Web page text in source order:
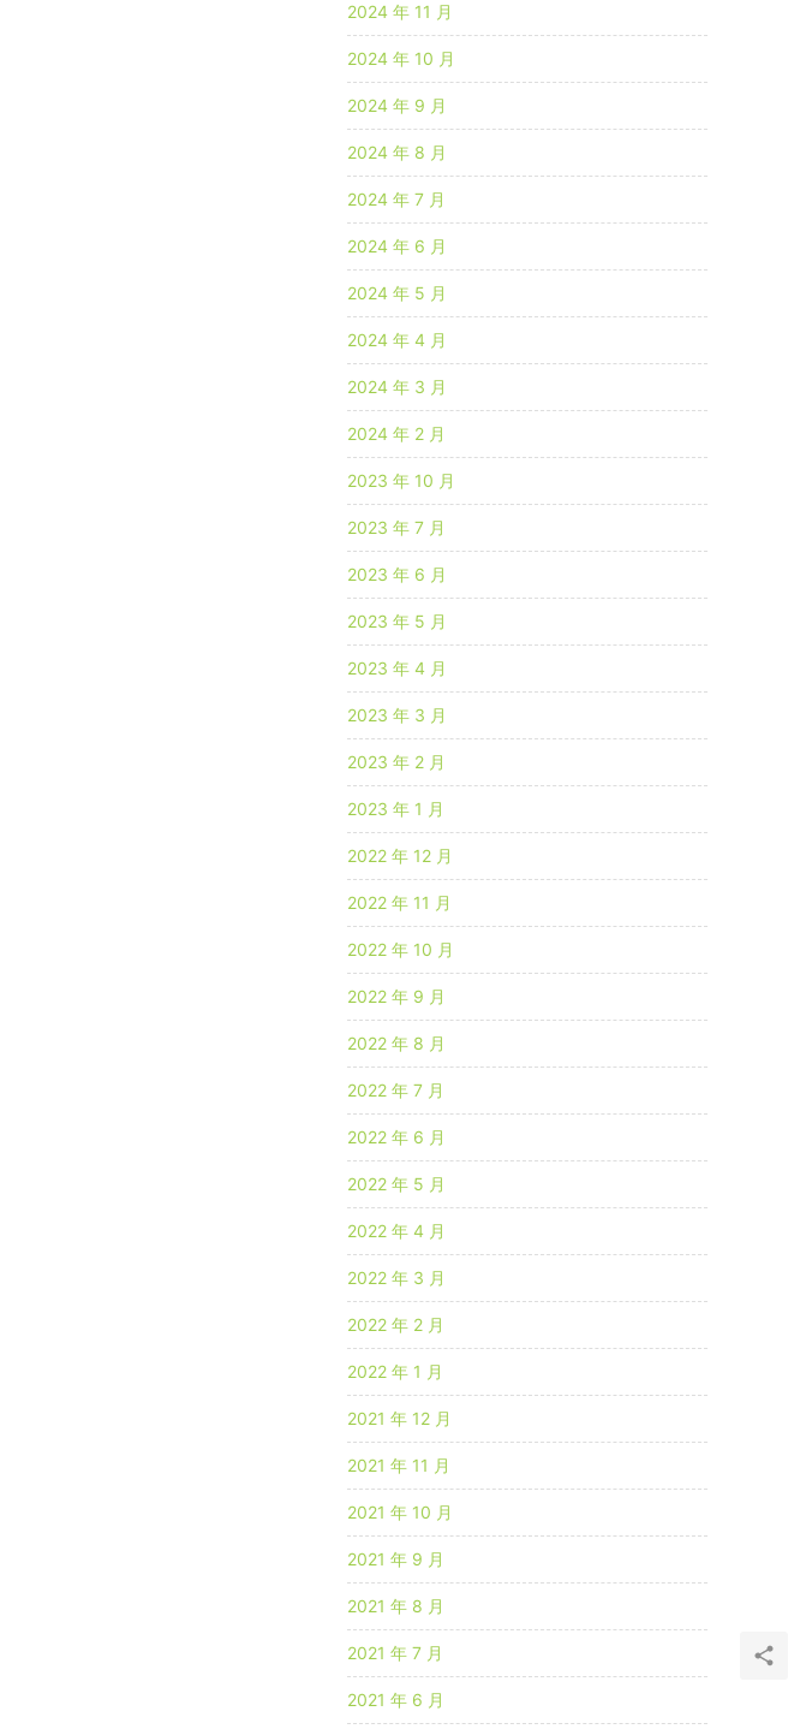
2024 年 11 月
2024 年 10 月
2024 年 9 月
2024 年 8 月
2024 年 7 月
2024 年 6 月
2024 年 5 月
2024 年 4 月
2024 年 3 月
2024 年 2 月
2023 年 10 月
2023 年 7 月
2023 年 6 月
2023 年 5 月
2023 年 4 月
2023 年 3 月
2023 年 2 月
2023 年 1 月
2022 年 12 月
2022 年 11 月
2022 年 10 月
2022 年 9 月
2022 年 8 月
2022 年 7 月
2022 年 6 月
2022 年 5 月
2022 年 4 月
2022 年 3 月
2022 年 2 月
2022 年 1 月
2021 年 12 月
2021 年 11 月
2021 年 10 月
2021 年 9 月
2021 年 8 月
2021 年 7 月
2021 年 6 月